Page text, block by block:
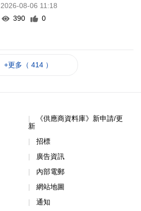
2026-08-06 11:18
390
0
+更多（ 414 ）
《供應商資料庫》新申請/更
新
招標
廣告資訊
內部電郵
網站地圖
通知